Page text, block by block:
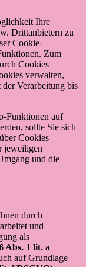
Ihre
Drittanbietern zu
Cookie-
Zum
Cookies
verwalten,
Verarbeitung bis
Funktionen auf
sollte Sie sich
Cookies
jeweiligen
und die
durch
und
als
Abs. 1 lit. a
auf Grundlage